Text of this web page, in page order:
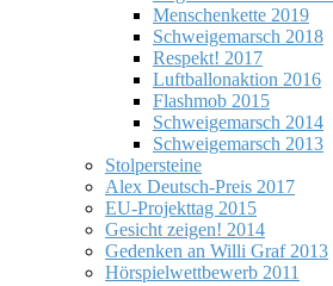
Menschenkette 2019
Schweigemarsch 2018
Respekt! 2017
Luftballonaktion 2016
Flashmob 2015
Schweigemarsch 2014
Schweigemarsch 2013
Stolpersteine
Alex Deutsch-Preis 2017
EU-Projekttag 2015
Gesicht zeigen! 2014
Gedenken an Willi Graf 2013
Hörspielwettbewerb 2011